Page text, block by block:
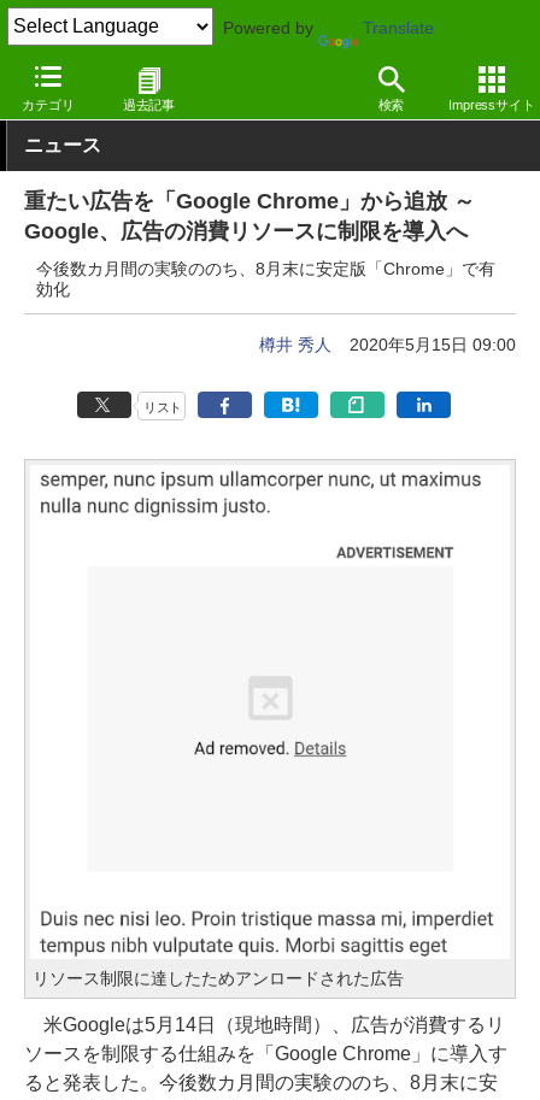
Powered by Translate
カテゴリ 過去記事 検索 Impressサイト
窓の杜 インターネット Windows
ニュース
重たい広告を「Google Chrome」から追放 ～
Google、広告の消費リソースに制限を導入へ
今後数カ月間の実験ののち、8月末に安定版「Chrome」で有
効化
樽井 秀人 2020年5月15日 09:00
リスト
リソース制限に達したためアンロードされた広告
米Googleは5月14日（現地時間）、広告が消費するリ
ソースを制限する仕組みを「Google Chrome」に導入す
ると発表した。今後数カ月間の実験ののち、8月末に安